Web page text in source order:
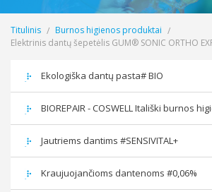
Titulinis
Burnos higienos produktai
Elektrinis dantų šepetėlis GUM® SONIC ORTHO
Ekologiška dantų pasta# BIO
BIOREPAIR - COSWELL Itališki burnos
Jautriems dantims #SENSIVITAL+
Kraujuojančioms dantenoms #0,06%